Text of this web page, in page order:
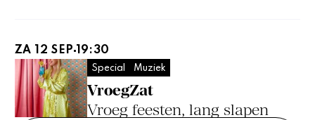
VroegZat
Vroeg feesten, lang slapen
Special Muziek
ZA 12 SEP 19:30